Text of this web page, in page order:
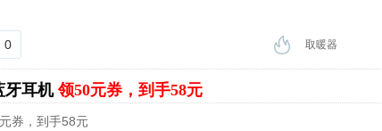
0 取暖器
牙耳机领50元券，到手58元
券，到手58元